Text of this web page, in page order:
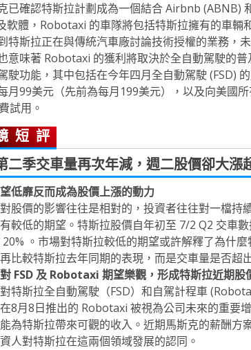
已確認特斯拉計劃成為一個結合 Airbnb (ABNB)
軟體，Robotaxi 的車隊將包括特斯拉擁有的車
特斯拉正在與傳統汽車廠討論技術授權的業務，
意味著 Robotaxi 的獲利將取決於全自動駕駛的
駛功能，其中包括在今年四月全自動駕駛 (FSD)
月99美元（先前為每月199美元），以及向美國
試用。
短評
二季交車量再次年減，週二股價卻大漲
低靡反而成為股價上漲的動力
股價的影響往往是相對的，投資者往往對一檔
較低的期望。特斯拉股價自年初至 7/2 Q2 交車
20% 。市場對特斯拉較低的期望或許解釋了為什
比較特斯拉去年同期的表現，而是交車量是否超
FSD 及 Robotaxi 期望樂觀，形成特斯拉近期股
特斯拉全自動駕駛（FSD）和自駕計程車
8月8日推出的 Robotaxi 被視為公司未來的重要
為特斯拉帶來可觀的收入。近期馬斯克的薪酬方
人對特斯拉在這兩個領域發展的認同。